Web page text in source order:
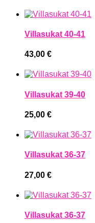
Villasukat 40-41
43,00 €
Villasukat 39-40
25,00 €
Villasukat 36-37
27,00 €
Villasukat 36-37